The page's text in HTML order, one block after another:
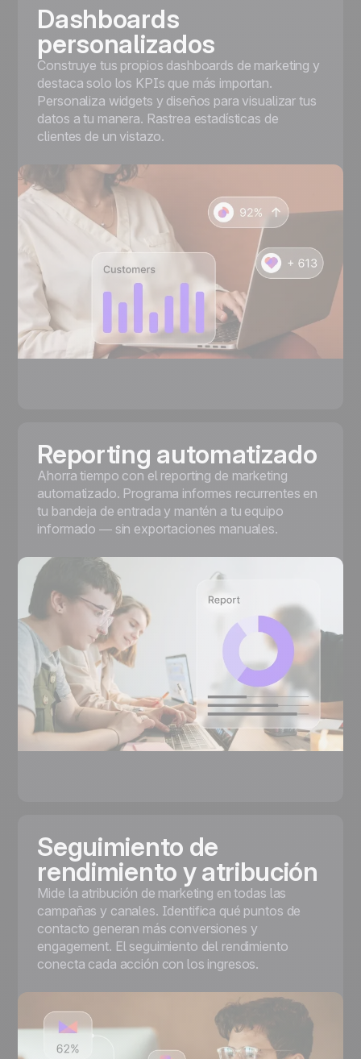
Dashboards
personalizados
Construye tus propios dashboards de marketing y
destaca solo los KPIs que más importan.
Personaliza widgets y diseños para visualizar tus
datos a tu manera. Rastrea estadísticas de
clientes de un vistazo.
Reporting automatizado
Ahorra tiempo con el reporting de marketing
automatizado. Programa informes recurrentes en
tu bandeja de entrada y mantén a tu equipo
informado — sin exportaciones manuales.
Seguimiento de
rendimiento y atribución
Mide la atribución de marketing en todas las
campañas y canales. Identifica qué puntos de
contacto generan más conversiones y
engagement. El seguimiento del rendimiento
conecta cada acción con los ingresos.